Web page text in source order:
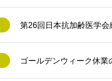
第26回日本抗加齢医学会
ゴールデンウィーク休業